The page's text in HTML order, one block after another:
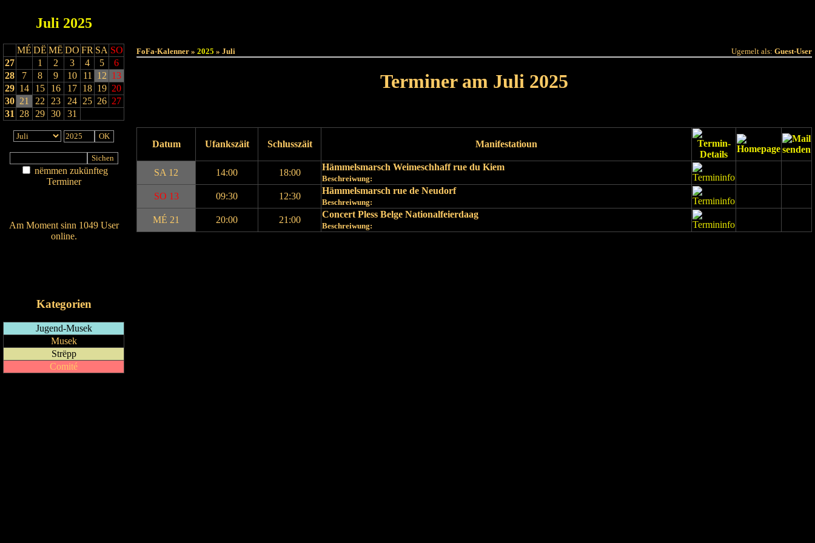
Juli 2025
MÉ DË MË DO FR SA SO
27
1 2 3 4 5
6
28
7 8 9 10 11 12 13
29 14 15 16 17 18 19 20
30 21 22 23 24 25 26 27
31
28 29 30 31
nëmmen zukünfteg
Terminer
Am Moment sinn 1049 User
online.
Kategorien
Jugend-Musek
Musek
Strëpp
Comité
FoFa-Kalenner » 2025 » Juli Ugemelt als: Guest-User
Terminer am Juli 2025
Datum Ufankszäit Schlusszäit Manifestatioun
SA 12 14:00 18:00
Hämmelsmarsch Weimeschhaff rue du Kiem
Beschreiwung:
SO 13 09:30 12:30
Hämmelsmarsch rue de Neudorf
Beschreiwung:
MÉ 21 20:00 21:00
Concert Pless Belge Nationalfeierdaag
Beschreiwung: